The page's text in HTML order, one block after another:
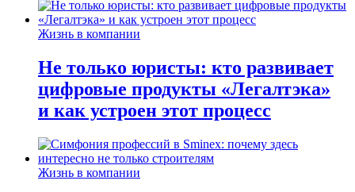
Жизнь в компании
Не только юристы: кто развивает
цифровые продукты «Легалтэка»
и как устроен этот процесс
Жизнь в компании